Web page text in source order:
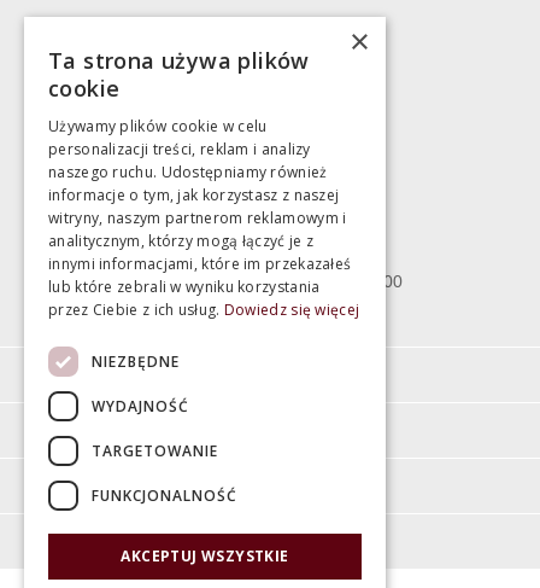
783 043 083
Magazyn
Bartycka 24/26 Hala 100
00-716 Warszawa
poniedziałek - piątek 10:00 - 18:00
sobota 10:00 - 15:00
Moje konto
O firmie
×
Ta strona używa plików
cookie
Używamy plików cookie w celu
personalizacji treści, reklam i analizy
naszego ruchu. Udostępniamy również
informacje o tym, jak korzystasz z naszej
witryny, naszym partnerom reklamowym i
analitycznym, którzy mogą łączyć je z
innymi informacjami, które im przekazałeś
lub które zebrali w wyniku korzystania
przez Ciebie z ich usług. Dowiedz się więcej
NIEZBĘDNE
WYDAJNOŚĆ
TARGETOWANIE
FUNKCJONALNOŚĆ
AKCEPTUJ WSZYSTKIE